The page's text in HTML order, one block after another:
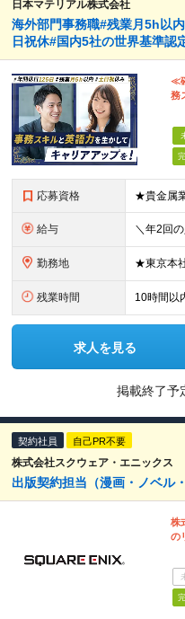
日本マテリアル株式会社
海外部門事務職#残業月5h以
日祝休#国内5社の世界基準認
≪
務
応募資格
給与
勤務地
残業時間 10時間以
求人を見る
掲載終了予
契約社員 自己PR不要
株式会社スクウェア・エニックス
出版契約担当（漫画・ノベル
株
の